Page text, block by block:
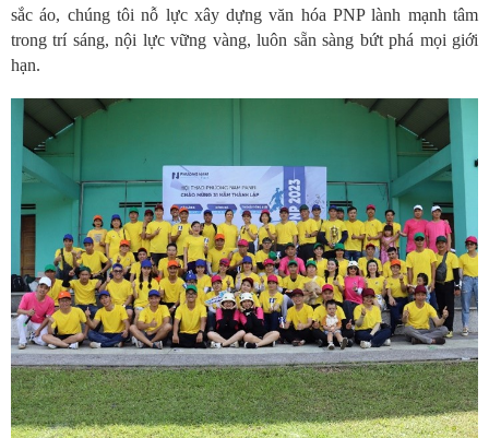
sắc áo, chúng tôi nỗ lực xây dựng văn hóa PNP lành mạnh tâm
trong trí sáng, nội lực vững vàng, luôn sẵn sàng bứt phá mọi giới
hạn.